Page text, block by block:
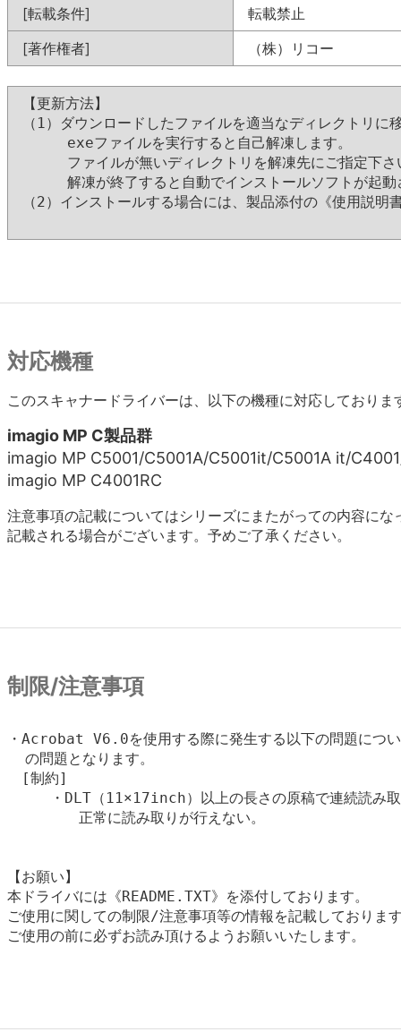
[転載条件]
転載禁止
[著作権者]
（株）リコー
【更新方法】
（1）ダウンロードしたファイルを適当なディレクトリに
     exeファイルを実行すると自己解凍します。
ファイルが無いディレクトリを解凍先にご指定下さ
解凍が終了すると自動でインストールソフトが起動
（2）インストールする場合には、製品添付の《使用説明
対応機種
このスキャナードライバーは、以下の機種に対応しておりま
imagio MP C製品群
imagio MP C5001/C5001A/C5001it/C5001A it/
imagio MP C4001RC
注意事項の記載についてはシリーズにまたがっての内容に
記載される場合がございます。予めご了承ください。
制限/注意事項
・Acrobat V6.0を使用する際に発生する以下の問題に
  の問題となります。
[制約]
・DLT（11×17inch）以上の長さの原稿で連続読み取
        正常に読み取りが行えない。
【お願い】
本ドライバには《README.TXT》を添付しております。
ご使用に関しての制限/注意事項等の情報を記載しておりま
ご使用の前に必ずお読み頂けるようお願いいたします。